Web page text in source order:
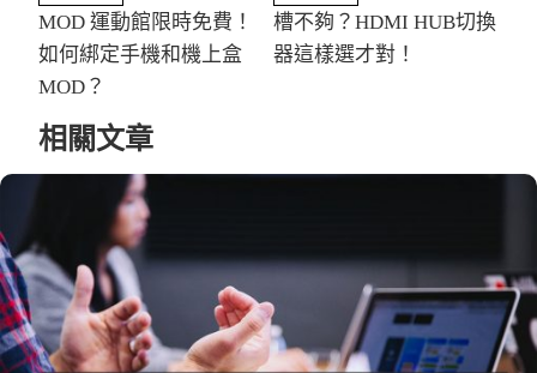
MOD 運動館限時免費！
如何綁定手機和機上盒
MOD？
槽不夠？HDMI HUB切換
器這樣選才對！
相關文章